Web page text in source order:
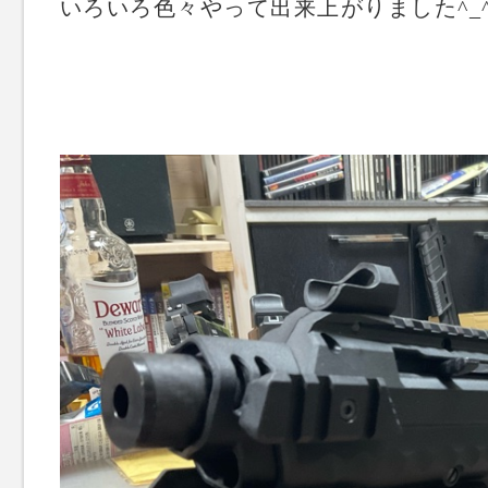
いろいろ色々やって出来上がりました